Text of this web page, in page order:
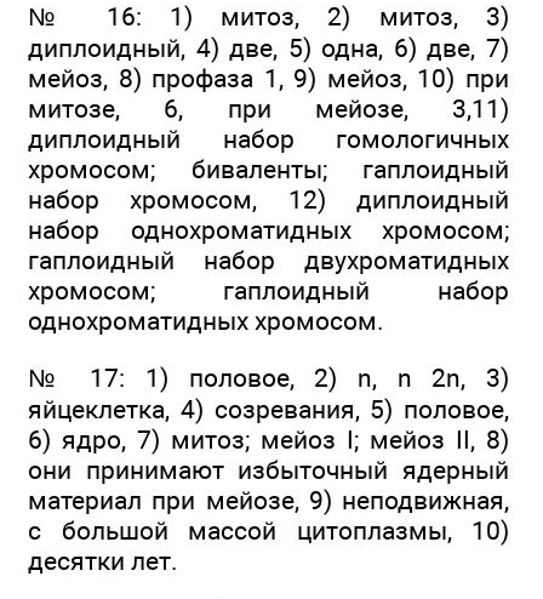
№ 16: 1) митоз, 2) митоз, 3)
диплоидный, 4) две, 5) одна, 6) две, 7)
мейоз, 8) профаза 1, 9) мейоз, 10) при
митозе, 6, при мейозе, 3,11)
диплоидный набор гомологичных
хромосом; биваленты; гаплоидный
набор хромосом, 12) диплоидный
набор однохроматидных хромосом;
гаплоидный набор двухроматидных
хромосом; гаплоидный набор
однохроматидных хромосом.
№ 17: 1) половое, 2) n, n 2n, 3)
яйцеклетка, 4) созревания, 5) половое,
6) ядро, 7) митоз; мейоз I; мейоз II, 8)
они принимают избыточный ядерный
материал при мейозе, 9) неподвижная,
с большой массой цитоплазмы, 10)
десятки лет.